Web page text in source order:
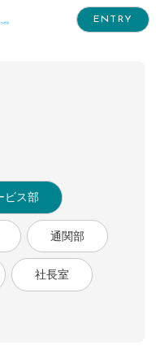
ENTRY
ビス部
通関部
社長室